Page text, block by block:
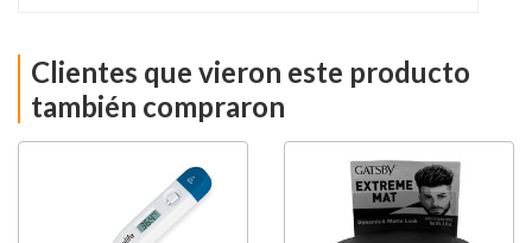
Clientes que vieron este producto
también compraron